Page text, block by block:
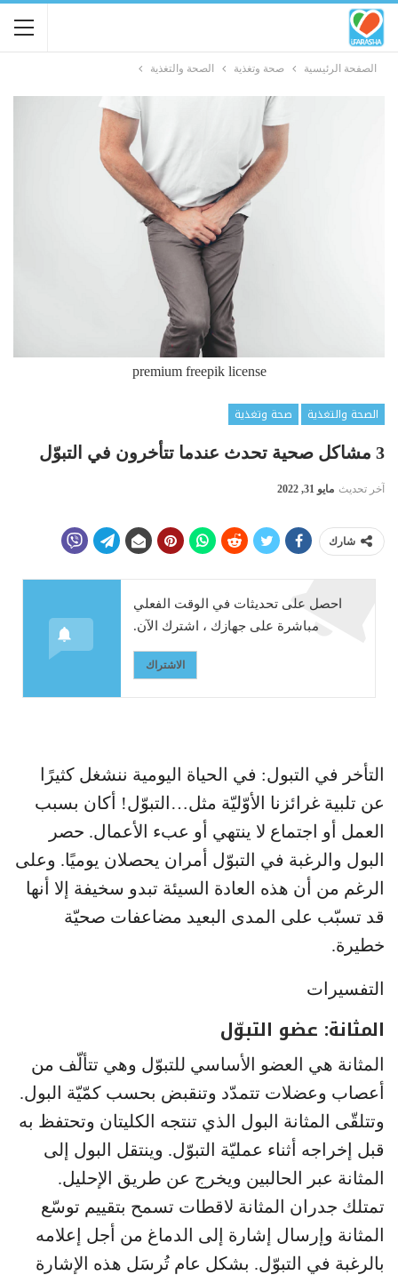
الصفحة الرئيسية صحة وتغذية الصحة والتغذية
premium freepik license
الصحة والتغذية
صحة وتغذية
3 مشاكل صحية تحدث عندما تتأخرون في التبوّل
آخر تحديث مايو 31, 2022
شارك
احصل على تحديثات في الوقت الفعلي
مباشرة على جهازك ، اشترك الآن.
الاشتراك
التأخر في التبول: في الحياة اليومية ننشغل كثيرًا
عن تلبية غرائزنا الأوّليّة مثل…التبوّل! أكان بسبب
العمل أو اجتماع لا ينتهي أو عبء الأعمال. حصر
البول والرغبة في التبوّل أمران يحصلان يوميًا. وعلى
الرغم من أن هذه العادة السيئة تبدو سخيفة إلا أنها
قد تسبّب على المدى البعيد مضاعفات صحيّة
خطيرة.
التفسيرات
المثانة: عضو التبوّل
المثانة هي العضو الأساسي للتبوّل وهي تتألّف من
أعصاب وعضلات تتمدّد وتنقبض بحسب كمّيّة البول.
وتتلقّى المثانة البول الذي تنتجه الكليتان وتحتفظ به
قبل إخراجه أثناء عمليّة التبوّل. وينتقل البول إلى
المثانة عبر الحالبين ويخرج عن طريق الإحليل.
تمتلك جدران المثانة لاقطات تسمح بتقييم توسّع
المثانة وإرسال إشارة إلى الدماغ من أجل إعلامه
بالرغبة في التبوّل. بشكل عام تُرسَل هذه الإشارة